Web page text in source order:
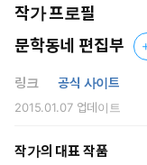
관념이 출현했고, 그러
기 한국에 새로운 세
적 주체성의 함양을 위
한 과거의 유물이다.
학을 다시 구상할 때가
문학동네 세계문학전집
연구의 진전에 따라 일
작가 프로필
문학동네 편집부
링크 공식 사이트
2015.01.07업데이트
작가의 대표 작품